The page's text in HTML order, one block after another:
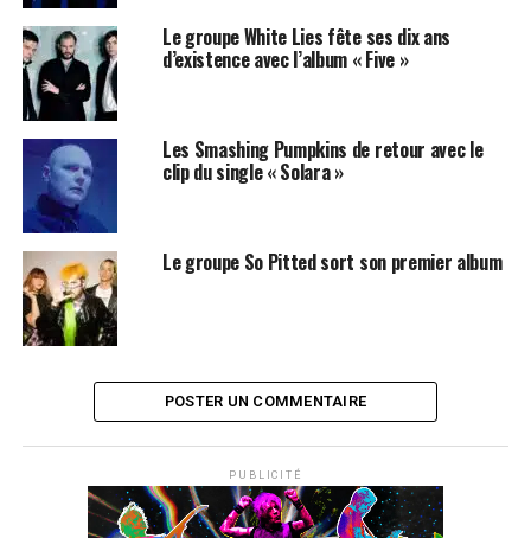
fougueux et autoritaire.
LES ALBUMS DES SMASHING PUMPKINS SONT
SUJETS ASSOCIÉS: BILLY CORGAN
SMASHING PUMPKINS
THE SMASHING PUMPKINS
Le groupe White Lies fête ses dix ans
d’existence avec l’album « Five »
Les Smashing Pumpkins de retour avec le
clip du single « Solara »
Le groupe So Pitted sort son premier album
POSTER UN COMMENTAIRE
PUBLICITÉ